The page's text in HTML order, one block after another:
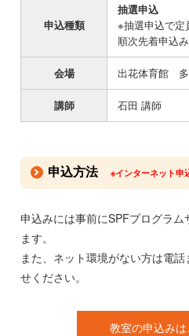
申込種類
抽選申込
※抽選申込で定
順次先着申込
会場 出花体育館
講師 石田 講師
申込方法※インターネット申
申込みには事前にSPFプログラ
ます。
また、ネット環境がない方は電
せください。
教室の申込み